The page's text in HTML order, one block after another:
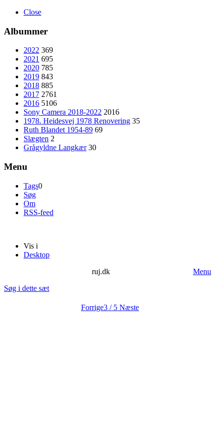
Close
Albummer
2022 369
2021 695
2020 785
2019 843
2018 885
2017 2761
2016 5106
Sony Camera 2018-2022 2016
1978. Heidesvej 1978 Renovering 35
Ruth Blandet 1954-89 69
Slægten 2
Grågyldne Langkær 30
Menu
Tags0
Søg
Om
RSS-feed
Vis i
Desktop
ruj.dk
Menu
Søg i dette sæt
Forrige3 / 5 Næste